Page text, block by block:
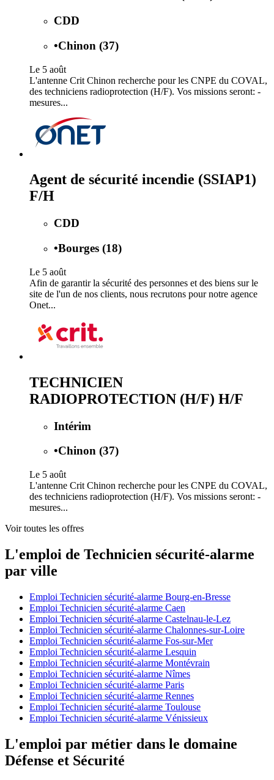
CDD
•Chinon (37)
Le 5 août
L'antenne Crit Chinon recherche pour les CNPE du COVAL,
des techniciens radioprotection (H/F). Vos missions seront: -
mesures...
Agent de sécurité incendie (SSIAP1)
F/H
CDD
•Bourges (18)
Le 5 août
Afin de garantir la sécurité des personnes et des biens sur le
site de l'un de nos clients, nous recrutons pour notre agence
Onet...
TECHNICIEN
RADIOPROTECTION (H/F) H/F
Intérim
•Chinon (37)
Le 5 août
L'antenne Crit Chinon recherche pour les CNPE du COVAL,
des techniciens radioprotection (H/F). Vos missions seront: -
mesures...
Voir toutes les offres
L'emploi de Technicien sécurité-alarme
par ville
Emploi Technicien sécurité-alarme Bourg-en-Bresse
Emploi Technicien sécurité-alarme Caen
Emploi Technicien sécurité-alarme Castelnau-le-Lez
Emploi Technicien sécurité-alarme Chalonnes-sur-Loire
Emploi Technicien sécurité-alarme Fos-sur-Mer
Emploi Technicien sécurité-alarme Lesquin
Emploi Technicien sécurité-alarme Montévrain
Emploi Technicien sécurité-alarme Nîmes
Emploi Technicien sécurité-alarme Paris
Emploi Technicien sécurité-alarme Rennes
Emploi Technicien sécurité-alarme Toulouse
Emploi Technicien sécurité-alarme Vénissieux
L'emploi par métier dans le domaine
Défense et Sécurité